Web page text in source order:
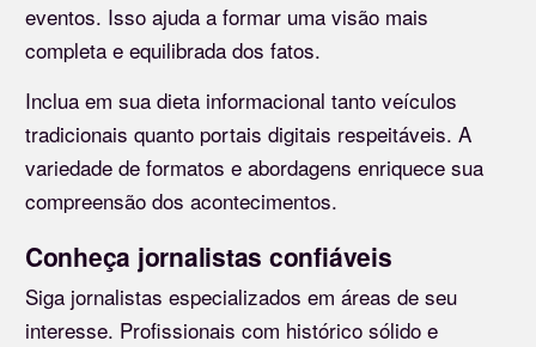
eventos. Isso ajuda a formar uma visão mais
completa e equilibrada dos fatos.
Inclua em sua dieta informacional tanto veículos
tradicionais quanto portais digitais respeitáveis. A
variedade de formatos e abordagens enriquece sua
compreensão dos acontecimentos.
Conheça jornalistas confiáveis
Siga jornalistas especializados em áreas de seu
interesse. Profissionais com histórico sólido e